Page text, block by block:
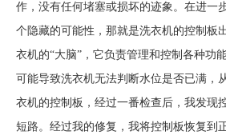
作，没有任何堵塞或损坏的迹象。在进一
个隐藏的可能性，那就是洗衣机的控制板
衣机的“大脑”，它负责管理和控制各种功
可能导致洗衣机无法判断水位是否已满，
衣机的控制板，经过一番检查后，我发现
短路。经过我的修复，我将控制板恢复到